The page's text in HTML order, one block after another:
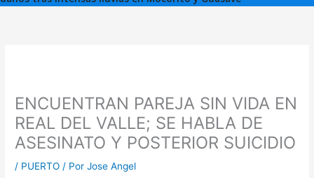
ENCUENTRAN PAREJA SIN VIDA EN
REAL DEL VALLE; SE HABLA DE
ASESINATO Y POSTERIOR SUICIDIO
/ PUERTO / PorJose Angel